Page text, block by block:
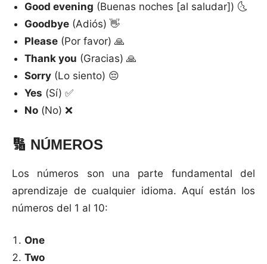
Good evening (Buenas noches [al saludar]) 🌜
Goodbye (Adiós) 👋
Please (Por favor) 🙏
Thank you (Gracias) 🙏
Sorry (Lo siento) 😔
Yes (Sí) ✅
No (No) ❌
🔢 NÚMEROS
Los números son una parte fundamental del
aprendizaje de cualquier idioma. Aquí están los
números del 1 al 10:
One
Two